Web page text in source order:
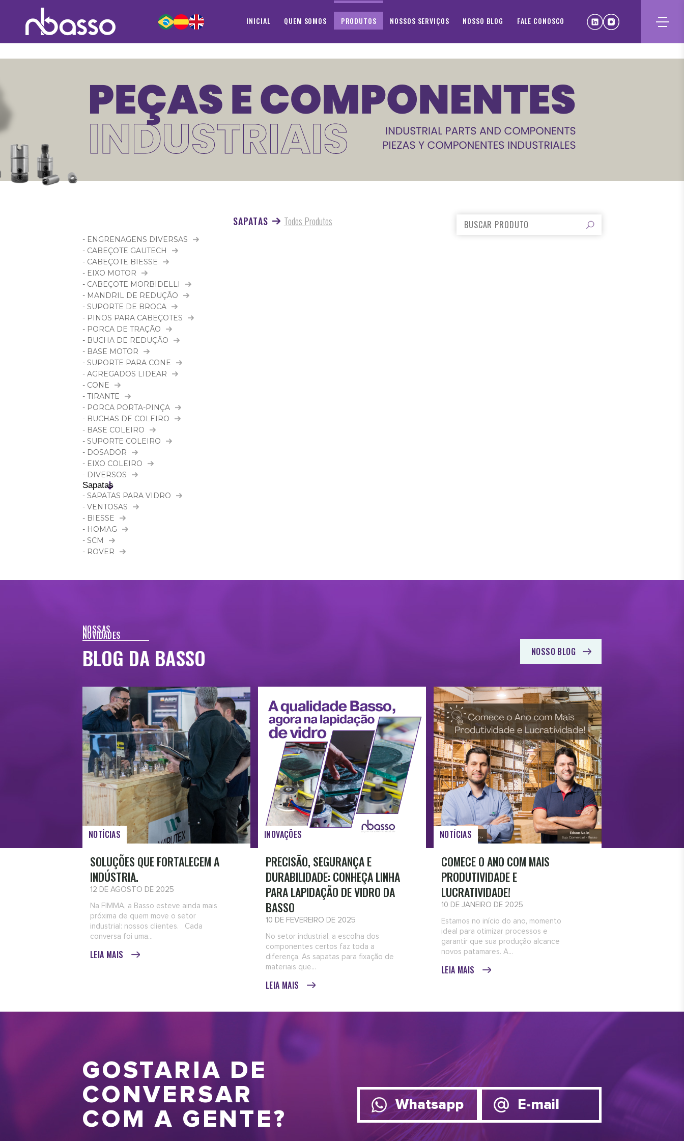
INICIAL QUEM SOMOS PRODUTOS NOSSOS SERVIÇOS NOSSO BLOG FALE CONOSCO
- ENGRENAGENS DIVERSAS
- CABEÇOTE GAUTECH
- CABEÇOTE BIESSE
- EIXO MOTOR
- CABEÇOTE MORBIDELLI
- MANDRIL DE REDUÇÃO
- SUPORTE DE BROCA
- PINOS PARA CABEÇOTES
- PORCA DE TRAÇÃO
- BUCHA DE REDUÇÃO
- BASE MOTOR
- SUPORTE PARA CONE
- AGREGADOS LIDEAR
- CONE
- TIRANTE
- PORCA PORTA-PINÇA
- BUCHAS DE COLEIRO
- BASE COLEIRO
- SUPORTE COLEIRO
- DOSADOR
- EIXO COLEIRO
- DIVERSOS
Sapatas
- SAPATAS PARA VIDRO
- VENTOSAS
- BIESSE
- HOMAG
- SCM
- ROVER
SAPATAS Todos Produtos
NOSSAS
NOVIDADES
BLOG DA BASSO NOSSO BLOG
NOTÍCIAS
SOLUÇÕES QUE FORTALECEM A
INDÚSTRIA.
12 DE AGOSTO DE 2025
Na FIMMA, a Basso esteve ainda mais
próxima de quem move o setor
industrial: nossos clientes. Cada
conversa foi uma...
LEIA MAIS
INOVAÇÕES
PRECISÃO, SEGURANÇA E
DURABILIDADE: CONHEÇA LINHA
PARA LAPIDAÇÃO DE VIDRO DA
BASSO
10 DE FEVEREIRO DE 2025
No setor industrial, a escolha dos
componentes certos faz toda a
diferença. As sapatas para fixação de
materiais que...
LEIA MAIS
NOTÍCIAS
COMECE O ANO COM MAIS
PRODUTIVIDADE E
LUCRATIVIDADE!
10 DE JANEIRO DE 2025
Estamos no início do ano, momento
ideal para otimizar processos e
garantir que sua produção alcance
novos patamares. A...
LEIA MAIS
GOSTARIA DE
CONVERSAR
COM A GENTE?
Whatsapp E-mail